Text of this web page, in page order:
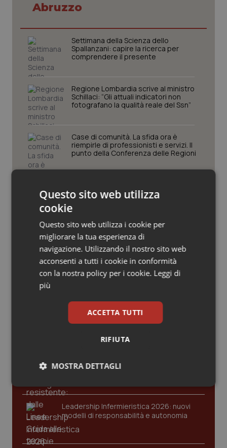
Piemonte
Provincia Autonoma di Bolzano
Provincia Autonoma di Trento
Puglia
Sardegna
Sicilia
Toscana
Umbria
Valle D’Aosta
Veneto
HIV
Infezioni & Febbre
Ipertensione & Scompenso
Malattie rare
Malattia di Crohn & Rettocolite Ulcerosa
Neuroscienze & patologie neurodegenerative
Obesità
Oftalmologia
Oncodermatologia
Oncoematologia
Oncologia & Nutrizione
Psoriasi & pelle
Quotidiano Cardiologia
Quotidiano Pediatria
Rene & patologie urogenitali
Abruzzo
Settimana della Scienza dello
Spallanzani: capire la ricerca per
comprendere il presente
Regione Lombardia scrive al ministro
Schillaci: “Gli attuali indicatori non
fotografano la qualità reale del Ssn”
Case di comunità. La sfida ora è
riempirle di professionisti e servizi. Il
punto della Conferenza delle Regioni
criticità riscontrate, stop al
laboratorio di Embriologia
Ultime analisi e review da QS Pro
Gold
Cloud sanitario: infrastrutture,
compliance, GDPR e Risk management
dalle Linee Guida alle terapie innovative
Leadership Infermieristica 2026: nuovi
modelli di responsabilità e autonomia
Questo sito web utilizza
cookie
Questo sito web utilizza i cookie per
migliorare la tua esperienza di
navigazione. Utilizzando il nostro sito web
acconsenti a tutti i cookie in conformità
con la nostra policy per i cookie. Leggi di
più
ACCETTA TUTTI
RIFIUTA
MOSTRA DETTAGLI
Necessari Statistici Marketing